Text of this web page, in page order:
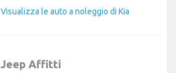
Visualizza le auto a noleggio di Kia
Jeep Affitti